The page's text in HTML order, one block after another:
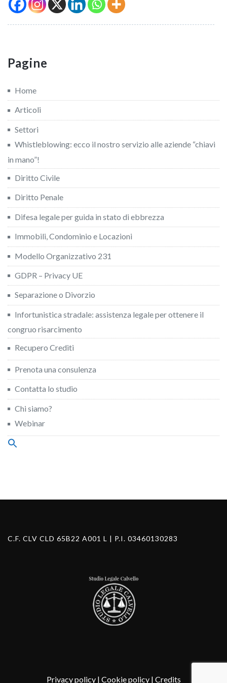
Pagine
Home
Articoli
Settori
Whistleblowing: ecco il nostro servizio alle aziende “chiavi
in mano”!
Diritto Civile
Diritto Penale
Difesa legale per guida in stato di ebbrezza
Immobili, Condominio e Locazioni
Modello Organizzativo 231
GDPR – Privacy UE
Separazione o Divorzio
Infortunistica stradale: assistenza legale per ottenere il
congruo risarcimento
Recupero Crediti
Prenota una consulenza
Contatta lo studio
Chi siamo?
Webinar
Search
C.F. CLV CLD 65B22 A001 L | P.I. 03460130283
Privacy policy| Cookie policy| Credits